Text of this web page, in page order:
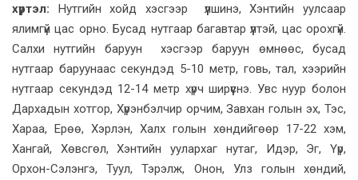
хүртэл: Нутгийн хойд хэсгээр үүлшинэ, Хэнтийн уулсаар
ялимгүй цас орно. Бусад нутгаар багавтар үүлтэй, цас орохгүй.
Салхи нутгийн баруун хэсгээр баруун өмнөөс, бусад
нутгаар баруунаас секундэд 5-10 метр, говь, тал, хээрийн
нутгаар секундэд 12-14 метр хүрч ширүүснэ. Увс нуур болон
Дархадын хотгор, Хүрэнбэлчир орчим, Завхан голын эх, Тэс,
Хараа, Ерөө, Хэрлэн, Халх голын хөндийгөөр 17-22 хэм,
Хангай, Хөвсгөл, Хэнтийн уулархаг нутаг, Идэр, Эг, Үүр,
Орхон-Сэлэнгэ, Туул, Тэрэлж, Онон, Улз голын хөндий,